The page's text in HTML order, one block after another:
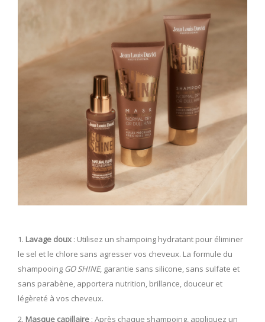
Lavage doux : Utilisez un shampoing hydratant pour éliminer
le sel et le chlore sans agresser vos cheveux. La formule du
shampooing GO SHINE, garantie sans silicone, sans sulfate et
sans parabène, apportera nutrition, brillance, douceur et
légèreté à vos cheveux.
Masque capillaire : Après chaque shampoing, appliquez un